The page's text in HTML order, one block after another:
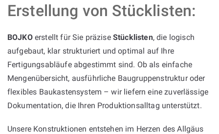
Erstellung von Stücklisten:
BOJKOerstellt für Sie präzise Stücklisten, die logisch
aufgebaut, klar strukturiert und optimal auf Ihre
Fertigungsabläufe abgestimmt sind. Ob als einfache
Mengenübersicht, ausführliche Baugruppenstruktur oder
flexibles Baukastensystem – wir liefern eine zuverlässige
Dokumentation, die Ihren Produktionsalltag unterstützt.
Unsere Konstruktionen entstehen im Herzen des Allgäus